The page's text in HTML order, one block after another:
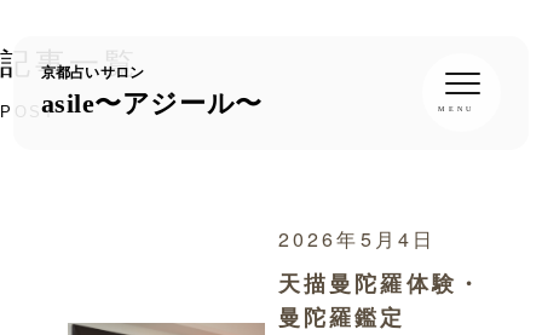
京都占いサロン
asile〜アジール〜
記事一覧
POST
2026年5月4日
天描曼陀羅体験・
曼陀羅鑑定